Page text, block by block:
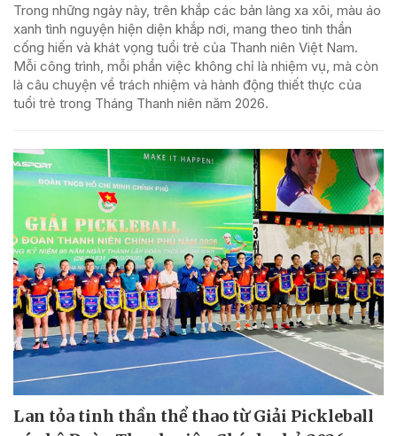
Trong những ngày này, trên khắp các bản làng xa xôi, màu áo
xanh tình nguyện hiện diện khắp nơi, mang theo tinh thần
cống hiến và khát vọng tuổi trẻ của Thanh niên Việt Nam.
Mỗi công trình, mỗi phần việc không chỉ là nhiệm vụ, mà còn
là câu chuyện về trách nhiệm và hành động thiết thực của
tuổi trẻ trong Tháng Thanh niên năm 2026.
Lan tỏa tinh thần thể thao từ Giải Pickleball